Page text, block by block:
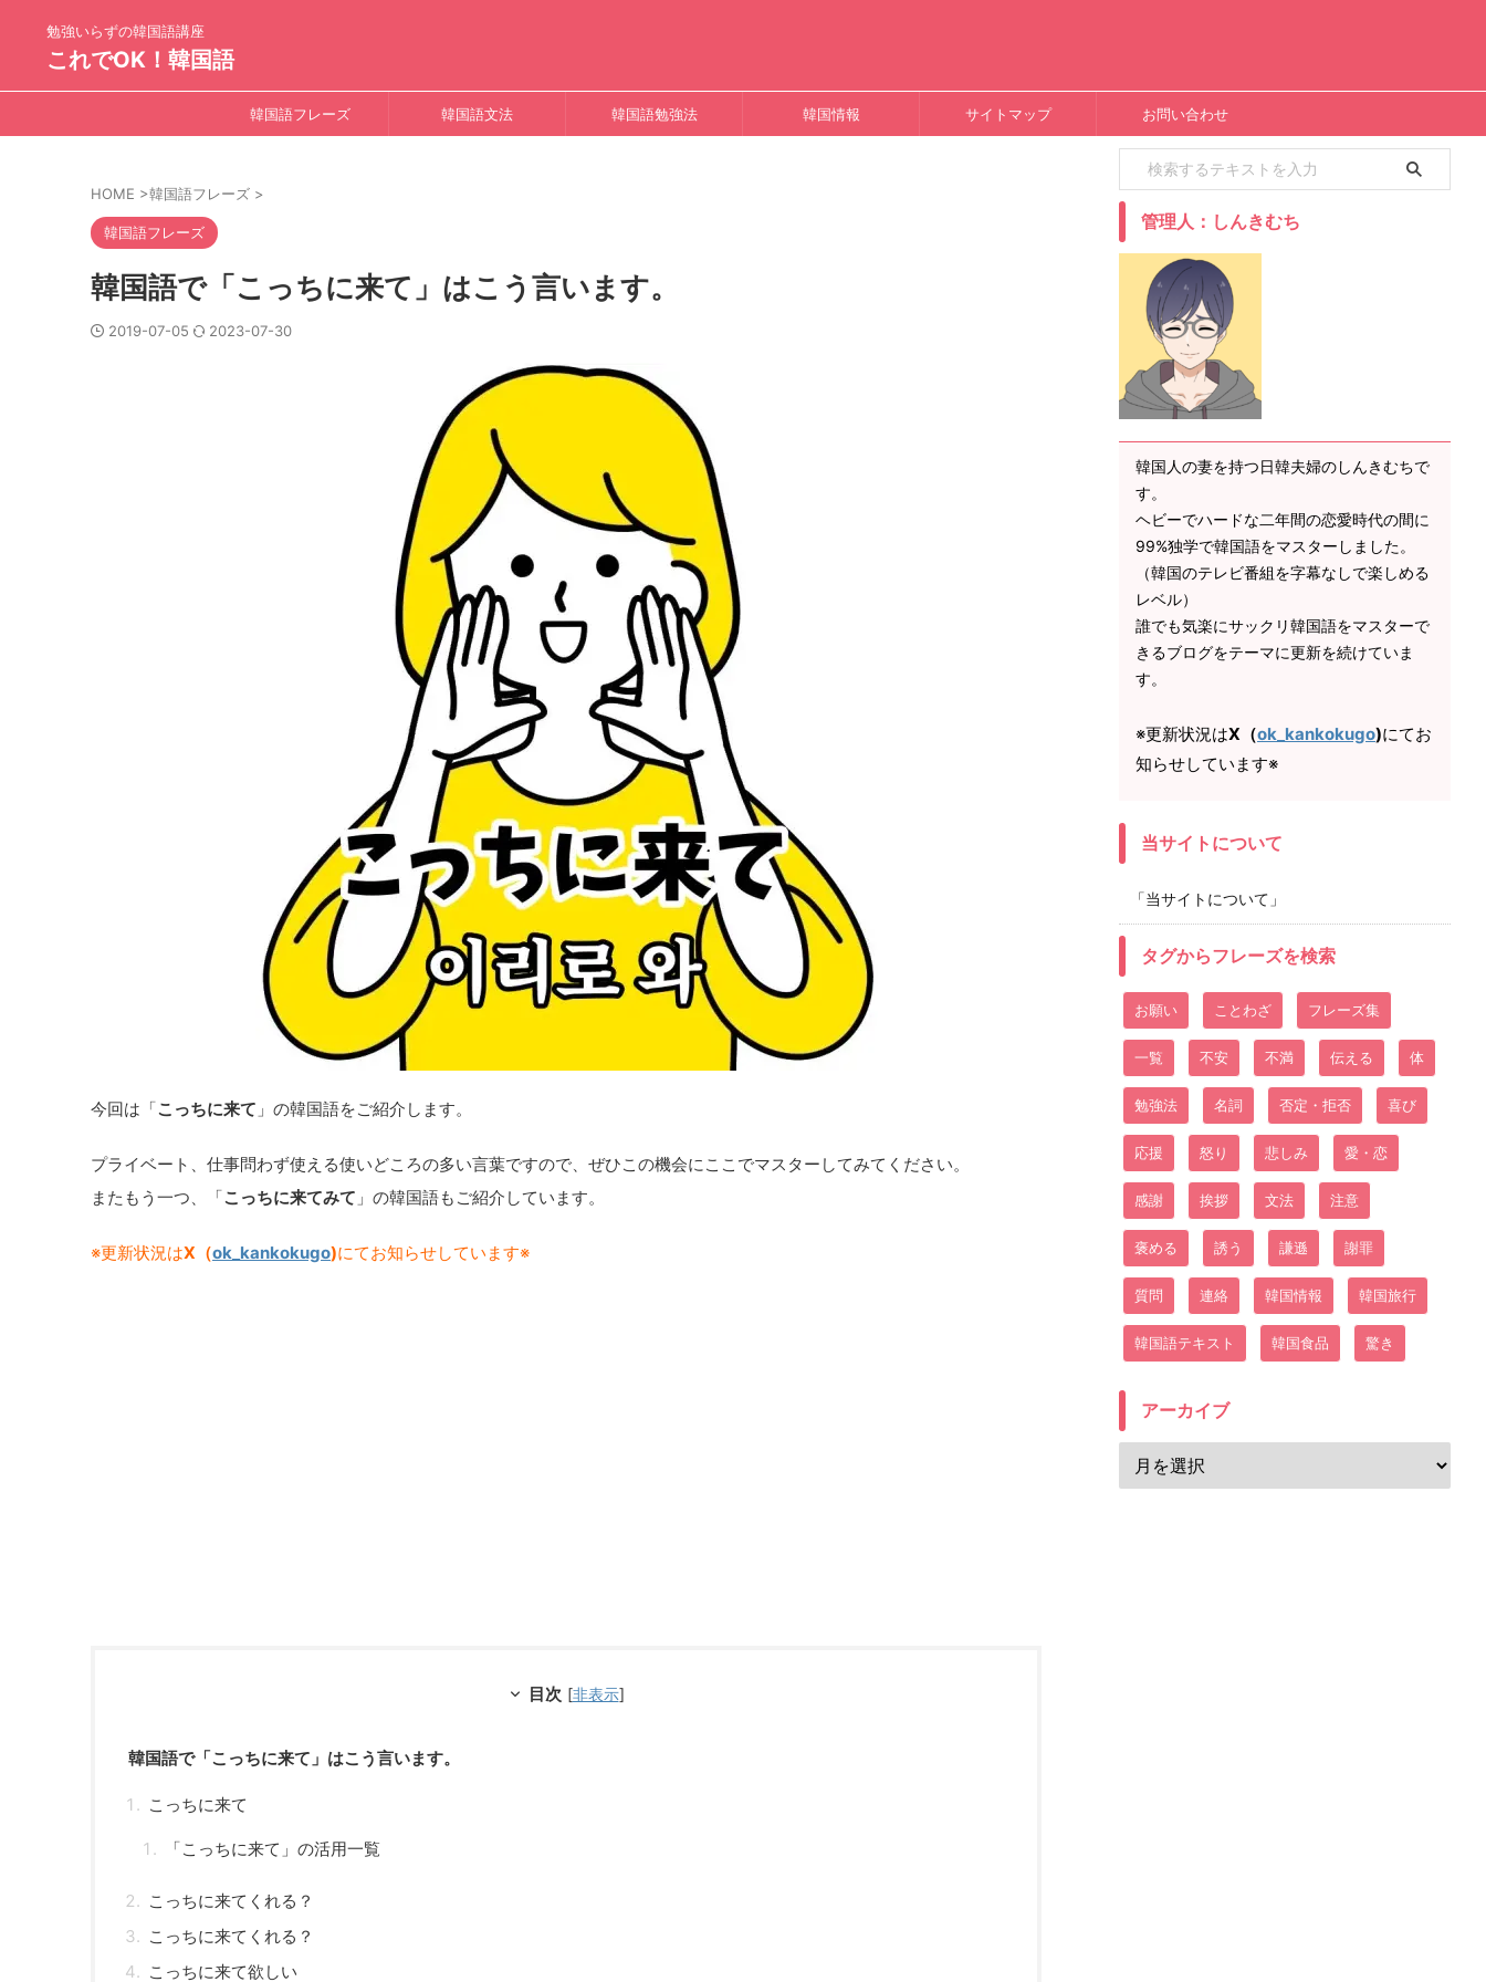
勉強いらずの韓国語講座
これでOK！韓国語
韓国語フレーズ 韓国語文法 韓国語勉強法 韓国情報 サイトマップ お問い合わせ
HOME >韓国語フレーズ >
韓国語フレーズ
韓国語で「こっちに来て」はこう言います。
2019-07-05 2023-07-30
今回は「こっちに来て 」の韓国語をご紹介します。
プライベート、仕事問わず使える使いどころの多い言葉ですので、ぜひこの機会にここでマスターしてみてください。
またもう一つ、「こっちに来てみて 」の韓国語もご紹介しています。
※更新状況はX（ok_kankokugo)にてお知らせしています※
目次 [非表示]
韓国語で「こっちに来て」はこう言います。
こっちに来て
「こっちに来て」の活用一覧
こっちに来てくれる？
こっちに来てくれる？
こっちに来て欲しい
管理人：しんきむち
韓国人の妻を持つ日韓夫婦のしんきむちで
す。
ヘビーでハードな二年間の恋愛時代の間に
99%独学で韓国語をマスターしました。
（韓国のテレビ番組を字幕なしで楽しめる
レベル）
誰でも気楽にサックリ韓国語をマスターで
きるブログをテーマに更新を続けていま
す。
※更新状況はX（ok_kankokugo)にてお
知らせしています※
当サイトについて
「当サイトについて」
タグからフレーズを検索
お願い ことわざ フレーズ集
一覧 不安 不満 伝える 体
勉強法 名詞 否定・拒否 喜び
応援 怒り 悲しみ 愛・恋
感謝 挨拶 文法 注意
褒める 誘う 謙遜 謝罪
質問 連絡 韓国情報 韓国旅行
韓国語テキスト 韓国食品 驚き
アーカイブ